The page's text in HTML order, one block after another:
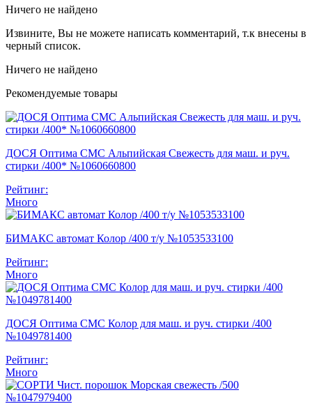
Ничего не найдено
Извините, Вы не можете написать комментарий, т.к внесены в
черный список.
Ничего не найдено
Рекомендуемые товары
ДОСЯ Оптима СМС Альпийская Свежесть для маш. и руч.
стирки /400* №1060660800
Рейтинг:
Много
БИМАКС автомат Колор /400 т/у №1053533100
Рейтинг:
Много
ДОСЯ Оптима СМС Колор для маш. и руч. стирки /400
№1049781400
Рейтинг:
Много